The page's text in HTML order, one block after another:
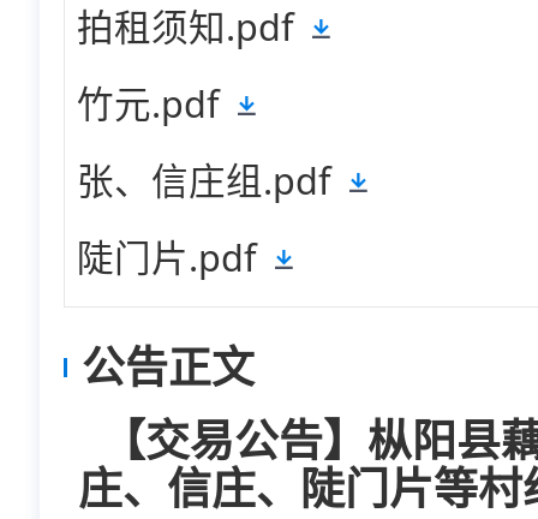
拍租须知.pdf
竹元.pdf
张、信庄组.pdf
陡门片.pdf
公告正文
【交易公告】枞阳
庄、信庄、陡门片等